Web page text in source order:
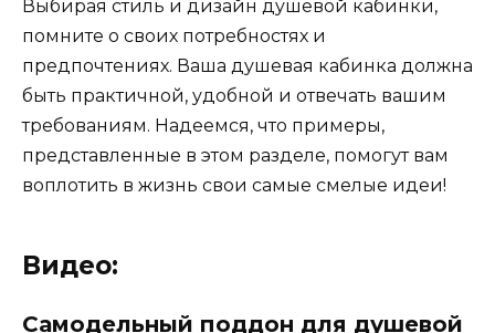
Выбирая стиль и дизайн душевой кабинки,
помните о своих потребностях и
предпочтениях. Ваша душевая кабинка должна
быть практичной, удобной и отвечать вашим
требованиям. Надеемся, что примеры,
представленные в этом разделе, помогут вам
воплотить в жизнь свои самые смелые идеи!
Видео:
Самодельный поддон для душевой